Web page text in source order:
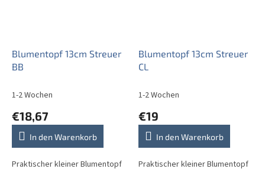
Blumentopf 13cm Streuer
BB
1-2 Wochen
€18,67
In den Warenkorb
Praktischer kleiner Blumentopf
Blumentopf 13cm Streuer
CL
1-2 Wochen
€19
In den Warenkorb
Praktischer kleiner Blumentopf